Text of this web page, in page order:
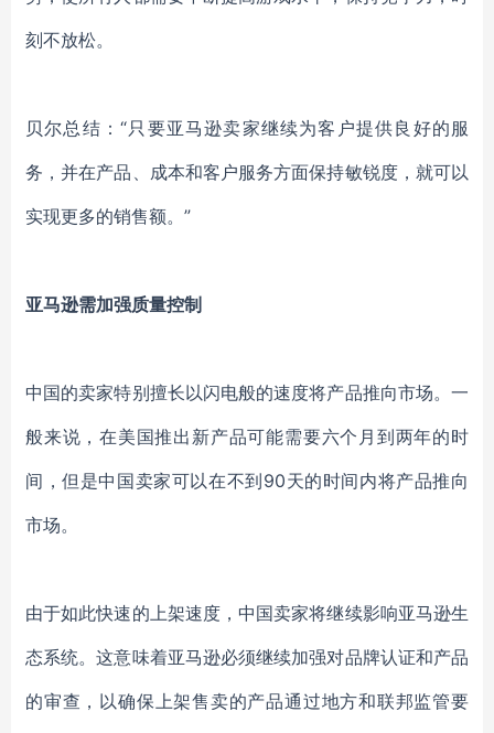
刻不放松。
贝尔总结：“只要亚马逊卖家继续为客户提供良好的服
务，并在产品 、 成本和客户服务方面保持敏锐度，就可以
实现更多的销售额。 ”
亚马逊需加强质量控制
中国的卖家特别擅长以闪电般的速度将产品推向市场。一
般来说，在美国推出新产品可能需要六个月到两年的时
间，但是中国卖家可以在不到90天的时间内将产品推向
市场。
由于如此快速的上架速度，中国卖家将继续影响亚马逊生
态系统。这意味着亚马逊必须继续加强对品牌认证和产品
的审查，以确保上架售卖的产品通过地方和联邦监管要